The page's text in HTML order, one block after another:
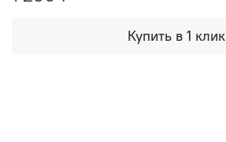
Купить в 1 клик